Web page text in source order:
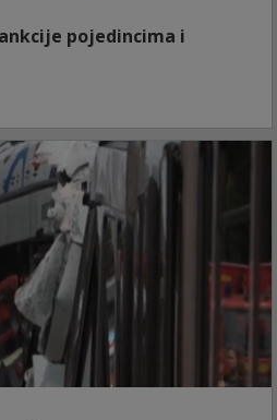
pojedincima i